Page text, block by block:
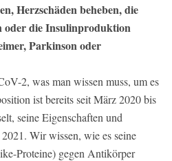
Herzschäden beheben, die
oder die Insulinproduktion
Parkinson oder
2, was man wissen muss, um es
ist bereits seit März 2020 bis
seine Eigenschaften und
Wir wissen, wie es seine
Proteine) gegen Antikörper